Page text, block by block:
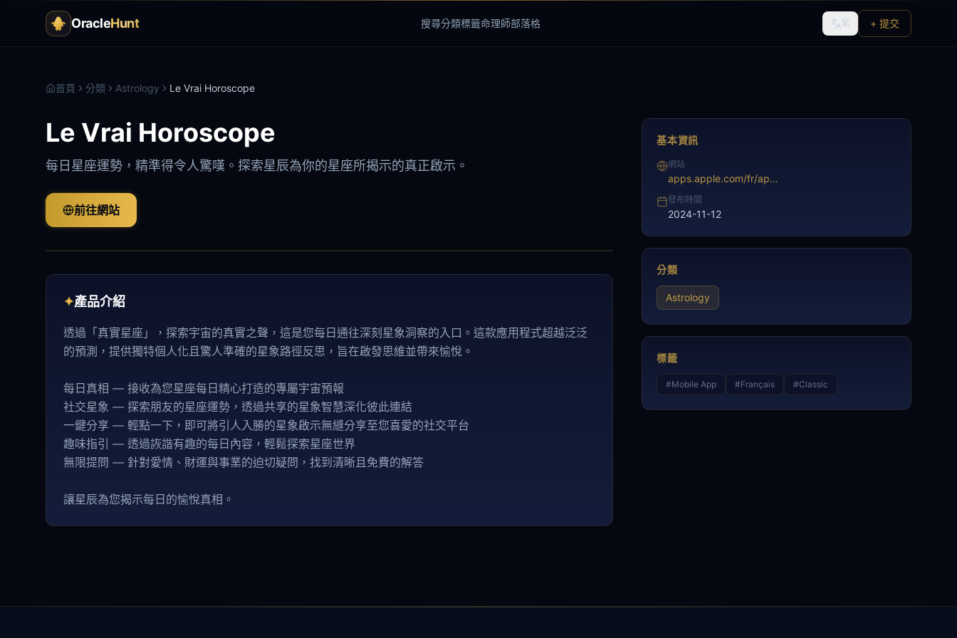
OracleHunt 搜尋分類標籤命理師部落格 繁 + 提交
首頁 分類 Astrology Le Vrai Horoscope
Le Vrai Horoscope
每日星座運勢，精準得令人驚嘆。探索星辰為你的星座所揭示的真正啟示。
前往網站
✦產品介紹
透過「真實星座」，探索宇宙的真實之聲，這是您每日通往深刻星象洞察的入口。這款應用程式超越泛泛
的預測，提供獨特個人化且驚人準確的星象路徑反思，旨在啟發思維並帶來愉悅。
每日真相 — 接收為您星座每日精心打造的專屬宇宙預報
社交星象 — 探索朋友的星座運勢，透過共享的星象智慧深化彼此連結
一鍵分享 — 輕點一下，即可將引人入勝的星象啟示無縫分享至您喜愛的社交平台
趣味指引 — 透過詼諧有趣的每日內容，輕鬆探索星座世界
無限提問 — 針對愛情、財運與事業的迫切疑問，找到清晰且免費的解答
讓星辰為您揭示每日的愉悅真相。
基本資訊
網站
apps.apple.com/fr/app/le-vrai-horoscope/id960723903
發布時間
2024-11-12
分類
Astrology
標籤
#Mobile App #Français #Classic